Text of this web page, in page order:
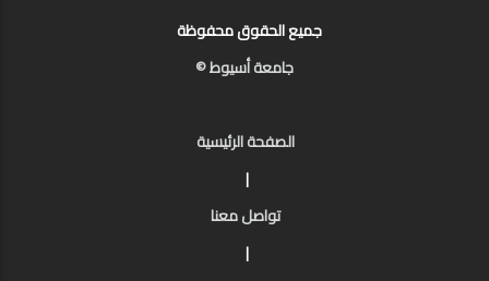
جميع الحقوق محفوظة
جامعة أسيوط ©
الصفحة الرئيسية
|
تواصل معنا
|